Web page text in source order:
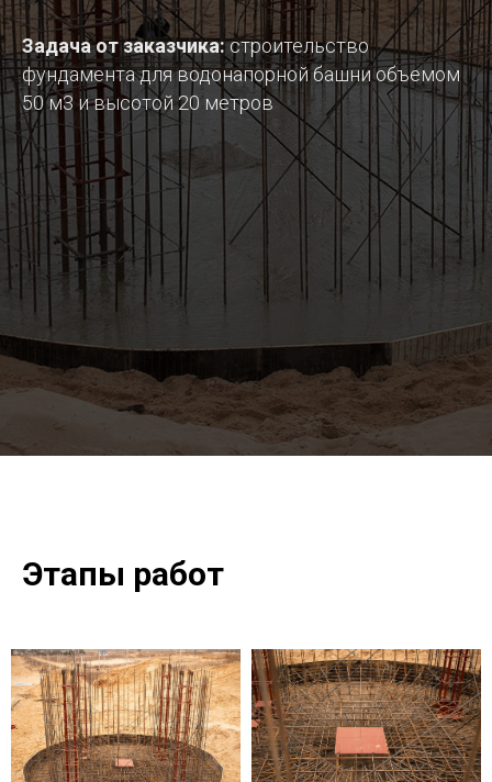
Задача от заказчика:строительство
фундамента для водонапорной башни объемом
50 м3 и высотой 20 метров
Этапы работ